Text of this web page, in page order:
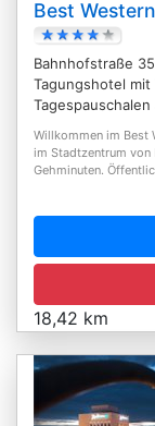
Best
Bahnhofstraße
Tagungshotel mit
Willkommen im Best
im Stadtzentrum
Gehminuten.
18,42 km